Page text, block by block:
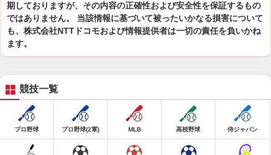
期しておりますが、その内容の正確性および安全性を保証するもの
ではありません。 当該情報に基づいて被ったいかなる損害について
も、株式会社NTTドコモおよび情報提供者は一切の責任を負いかね
ます。
競技一覧
プロ野球 プロ野球(2軍) MLB 高校野球 侍ジャパン